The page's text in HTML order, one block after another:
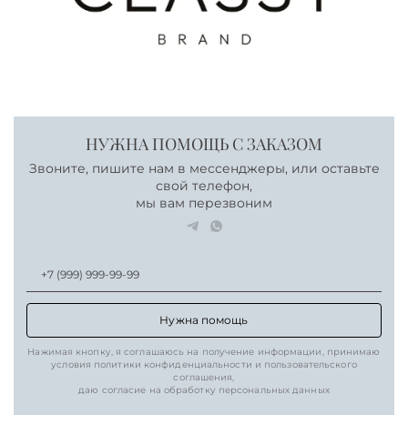
НУЖНА ПОМОЩЬ С ЗАКАЗОМ
Звоните, пишите нам в мессенджеры, или оставьте
свой телефон,
мы вам перезвоним
Нужна помощь
Нажимая кнопку, я соглашаюсь на получение информации, принимаю
условия политики конфиденциальности и пользовательского
соглашения,
даю согласие на обработку персональных данных